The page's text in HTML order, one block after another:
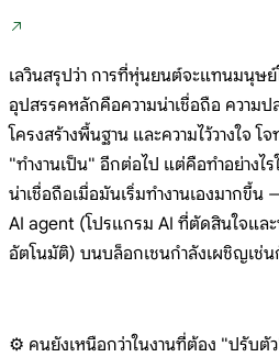
เลวินสรุปว่า การที่หุ่นยนต์จะแทนมนุษย์
อุปสรรคหลักคือความน่าเชื่อถือ ความ
โครงสร้างพื้นฐาน และความไว้วางใจ โ
"ทำงานเป็น" อีกต่อไป แต่คือทำอย่างไ
น่าเชื่อถือเมื่อมันเริ่มทำงานเองมากขึ้
AI agent (โปรแกรม AI ที่ตัดสินใจและ
อัตโนมัติ) บนบล็อกเชนกำลังเผชิญเช่
⚙️ คนยังเหนือกว่าในงานที่ต้อง "ปรับตั